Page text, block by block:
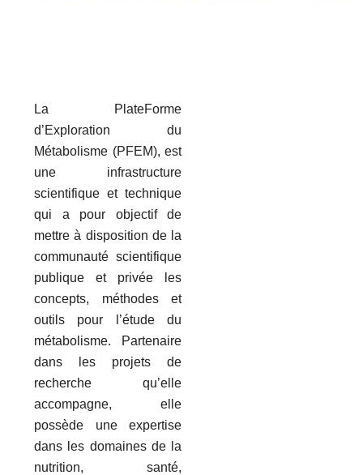
La PlateForme
d’Exploration du
Métabolisme (PFEM), est
une infrastructure
scientifique et technique
qui a pour objectif de
mettre à disposition de la
communauté scientifique
publique et privée les
concepts, méthodes et
outils pour l’étude du
métabolisme. Partenaire
dans les projets de
recherche qu’elle
accompagne, elle
possède une expertise
dans les domaines de la
nutrition, santé,